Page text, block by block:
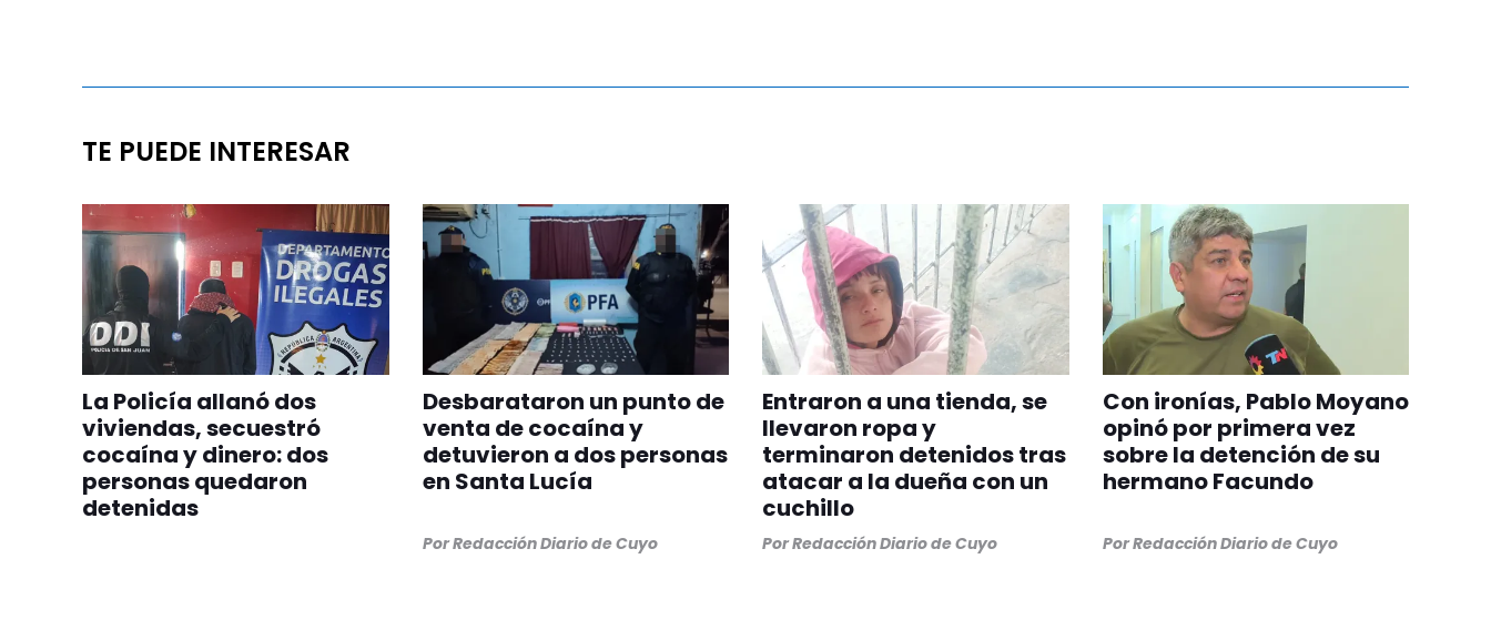
TE PUEDE INTERESAR
La Policía allanó dos
viviendas, secuestró
cocaína y dinero: dos
personas quedaron
detenidas
Desbarataron un punto de
venta de cocaína y
detuvieron a dos personas
en Santa Lucía
PorRedacción Diario de Cuyo
Entraron a una tienda, se
llevaron ropa y
terminaron detenidos tras
atacar a la dueña con un
cuchillo
PorRedacción Diario de Cuyo
Con ironías, Pablo Moyano
opinó por primera vez
sobre la detención de su
hermano Facundo
PorRedacción Diario de Cuyo